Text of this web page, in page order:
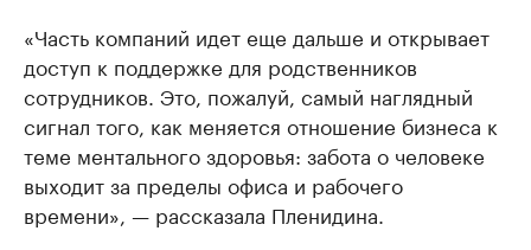
«Часть компаний идет еще дальше и открывает
доступ к поддержке для родственников
сотрудников. Это, пожалуй, самый наглядный
сигнал того, как меняется отношение бизнеса к
теме ментального здоровья: забота о человеке
выходит за пределы офиса и рабочего
времени», — рассказала Пленидина.